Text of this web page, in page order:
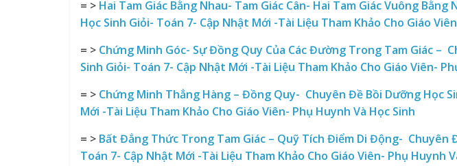
= > Hai Tam Giác Bằng Nhau- Tam Giác Cân- Hai Tam Giác Vuông
Học Sinh Giỏi- Toán 7- Cập Nhật Mới -Tài Liệu Tham Khảo Cho Giáo
= > Chứng Minh Góc- Sự Đồng Quy Của Các Đường Trong Tam Giác –
Sinh Giỏi- Toán 7- Cập Nhật Mới -Tài Liệu Tham Khảo Cho Giáo Viên-
= > Chứng Minh Thẳng Hàng – Đồng Quy- Chuyên Đề Bồi Dưỡng Học
Mới -Tài Liệu Tham Khảo Cho Giáo Viên- Phụ Huynh Và Học Sinh
= > Bất Đẳng Thức Trong Tam Giác – Quỹ Tích Điểm Di Động- Chuyên
Toán 7- Cập Nhật Mới -Tài Liệu Tham Khảo Cho Giáo Viên- Phụ Huynh